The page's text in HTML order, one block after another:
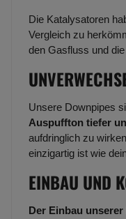
Die Katalysatoren
Vergleich zu
den Gasfluss und
Unsere Downpipes
Auspuffton tiefer
aufdringlich zu
einzigartig ist wie
EINBAU UND
Der Einbau